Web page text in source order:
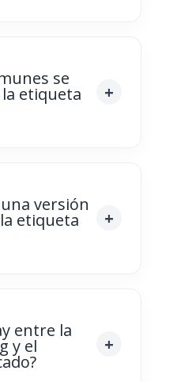
se
etiqueta
versión
etiqueta
entre la
y el